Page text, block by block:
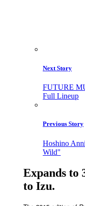
Next Story
FUTURE
Full Lineup
Previous Story
Hoshino
Wild"
Expands to
to Izu.